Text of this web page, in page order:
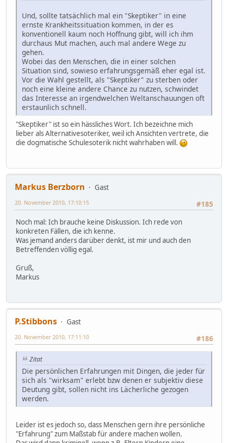
Und, sollte tatsächlich mal ein "Skeptiker" in eine
ernste Krankheitssituation kommen, in der es
konventionell kaum noch Hoffnung gibt, will ich ihm
durchaus Mut machen, auch mal andere Wege zu
gehen.
Wobei das den Menschen, die in einer solchen
Situation sind, sowieso erfahrungsgemäß eher egal ist.
Vor die Wahl gestellt, als "Skeptiker" zu sterben oder
noch eine kleine andere Chance zu nutzen, schwindet
das Interesse an irgendwelchen Weltanschauungen oft
erstaunlich schnell.
"Skeptiker" ist so ein hässliches Wort. Ich bezeichne mich
lieber als Alternativesoteriker, weil ich Ansichten vertrete, die
die dogmatische Schulesoterik nicht wahrhaben will.
Markus Berzborn
Gast
#185
20. November 2010, 17:10:15
Noch mal: Ich brauche keine Diskussion. Ich rede von
konkreten Fällen, die ich kenne.
Was jemand anders darüber denkt, ist mir und auch den
Betreffenden völlig egal.
Gruß,
Markus
P.Stibbons
Gast
#186
20. November 2010, 17:11:10
Zitat
Die persönlichen Erfahrungen mit Dingen, die jeder für
sich als "wirksam" erlebt bzw denen er subjektiv diese
Deutung gibt, sollen nicht ins Lächerliche gezogen
werden.
Leider ist es jedoch so, dass Menschen gern ihre persönliche
"Erfahrung" zum Maßstab für andere machen wollen.